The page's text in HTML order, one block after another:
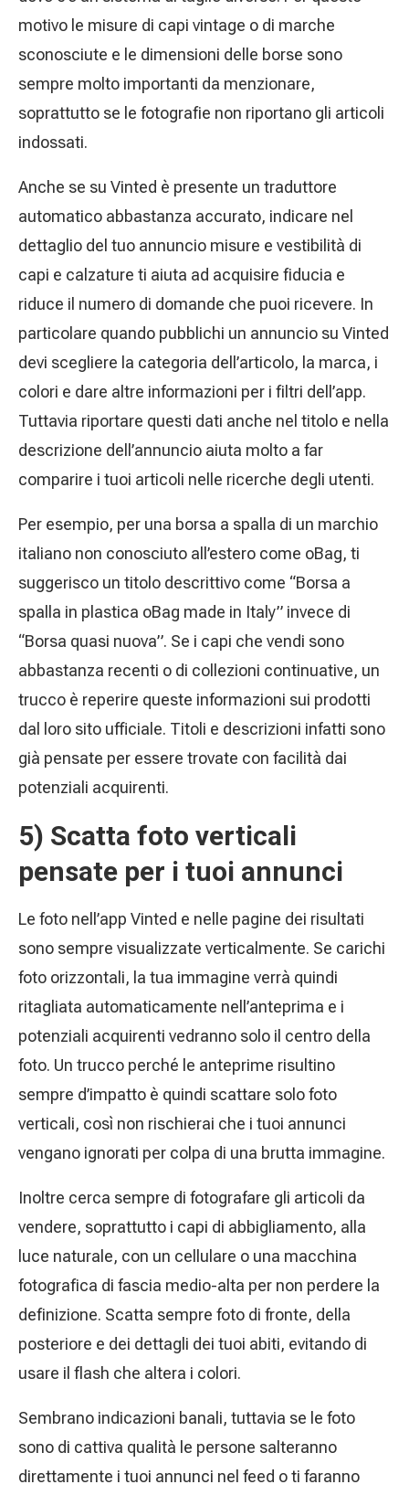
motivo le misure di capi vintage o di marche
sconosciute e le dimensioni delle borse sono
sempre molto importanti da menzionare,
soprattutto se le fotografie non riportano gli articoli
indossati.
Anche se su Vinted è presente un traduttore
automatico abbastanza accurato, indicare nel
dettaglio del tuo annuncio misure e vestibilità di
capi e calzature ti aiuta ad acquisire fiducia e
riduce il numero di domande che puoi ricevere. In
particolare quando pubblichi un annuncio su Vinted
devi scegliere la categoria dell’articolo, la marca, i
colori e dare altre informazioni per i filtri dell’app.
Tuttavia riportare questi dati anche nel titolo e nella
descrizione dell’annuncio aiuta molto a far
comparire i tuoi articoli nelle ricerche degli utenti.
Per esempio, per una borsa a spalla di un marchio
italiano non conosciuto all’estero come oBag, ti
suggerisco un titolo descrittivo come “Borsa a
spalla in plastica oBag made in Italy” invece di
“Borsa quasi nuova”. Se i capi che vendi sono
abbastanza recenti o di collezioni continuative, un
trucco è reperire queste informazioni sui prodotti
dal loro sito ufficiale. Titoli e descrizioni infatti sono
già pensate per essere trovate con facilità dai
potenziali acquirenti.
5) Scatta foto verticali
pensate per i tuoi annunci
Le foto nell’app Vinted e nelle pagine dei risultati
sono sempre visualizzate verticalmente. Se carichi
foto orizzontali, la tua immagine verrà quindi
ritagliata automaticamente nell’anteprima e i
potenziali acquirenti vedranno solo il centro della
foto. Un trucco perché le anteprime risultino
sempre d’impatto è quindi scattare solo foto
verticali, così non rischierai che i tuoi annunci
vengano ignorati per colpa di una brutta immagine.
Inoltre cerca sempre di fotografare gli articoli da
vendere, soprattutto i capi di abbigliamento, alla
luce naturale, con un cellulare o una macchina
fotografica di fascia medio-alta per non perdere la
definizione. Scatta sempre foto di fronte, della
posteriore e dei dettagli dei tuoi abiti, evitando di
usare il flash che altera i colori.
Sembrano indicazioni banali, tuttavia se le foto
sono di cattiva qualità le persone salteranno
direttamente i tuoi annunci nel feed o ti faranno